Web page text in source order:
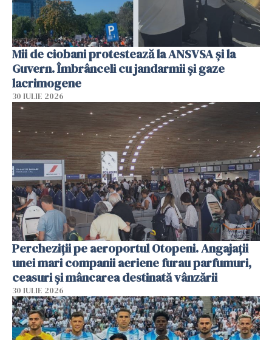
Mii de ciobani protestează la ANSVSA și la
Guvern. Îmbrânceli cu jandarmii și gaze
lacrimogene
30 IULIE 2026
Percheziții pe aeroportul Otopeni. Angajații
unei mari companii aeriene furau parfumuri,
ceasuri și mâncarea destinată vânzării
30 IULIE 2026